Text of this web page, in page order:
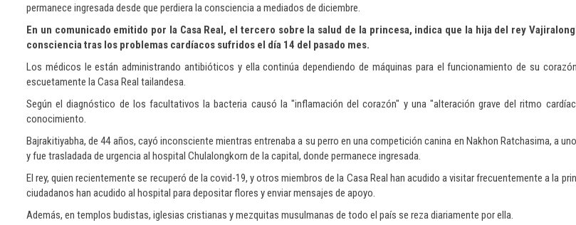
permanece ingresada desde que perdiera la consciencia a mediados de diciembre.
En un comunicado emitido por la Casa Real, el tercero sobre la salud de la princesa, indica que la hija del rey
consciencia tras los problemas cardíacos sufridos el día 14 del pasado mes.
Los médicos le están administrando antibióticos y ella continúa dependiendo de máquinas para el funcionamiento de su
escuetamente la Casa Real tailandesa.
Según el diagnóstico de los facultativos la bacteria causó la "inflamación del corazón" y una "alteración grave del ritmo
conocimiento.
Bajrakitiyabha, de 44 años, cayó inconsciente mientras entrenaba a su perro en una competición canina en Nakhon Ratchasima, a
y fue trasladada de urgencia al hospital Chulalongkorn de la capital, donde permanece ingresada.
El rey, quien recientemente se recuperó de la covid-19, y otros miembros de la Casa Real han acudido a visitar frecuentemente a la
ciudadanos han acudido al hospital para depositar flores y enviar mensajes de apoyo.
Además, en templos budistas, iglesias cristianas y mezquitas musulmanas de todo el país se reza diariamente por ella.